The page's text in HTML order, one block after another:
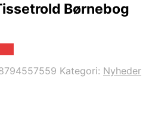
Børnebog
Kategori: Nyheder